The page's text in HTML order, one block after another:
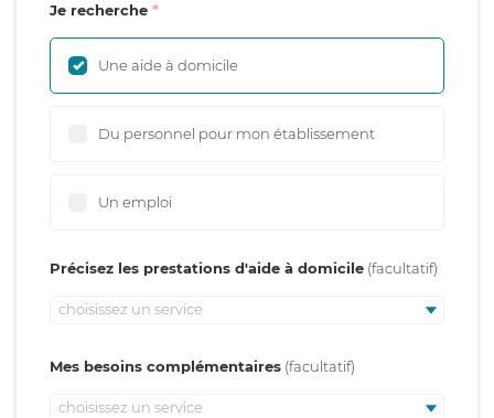
Je recherche
Une aide à domicile
Du personnel pour mon établissement
Un emploi
Précisez les prestations d'aide à domicile
choisissez un service
Mes besoins complémentaires
choisissez un service